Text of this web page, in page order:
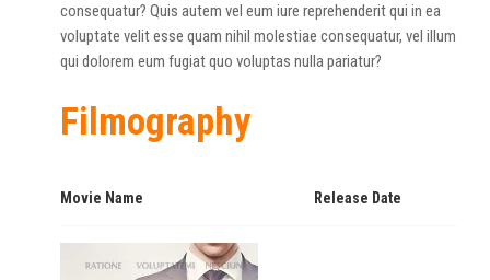
consequatur? Quis autem vel eum iure reprehenderit qui in ea
voluptate velit esse quam nihil molestiae consequatur, vel illum
qui dolorem eum fugiat quo voluptas nulla pariatur?
Filmography
Movie Name Release Date